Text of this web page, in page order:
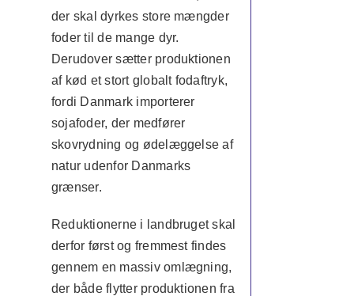
der skal dyrkes store mængder
foder til de mange dyr.
Derudover sætter produktionen
af kød et stort globalt fodaftryk,
fordi Danmark importerer
sojafoder, der medfører
skovrydning og ødelæggelse af
natur udenfor Danmarks
grænser.
Reduktionerne i landbruget skal
derfor først og fremmest findes
gennem en massiv omlægning,
der både flytter produktionen fra